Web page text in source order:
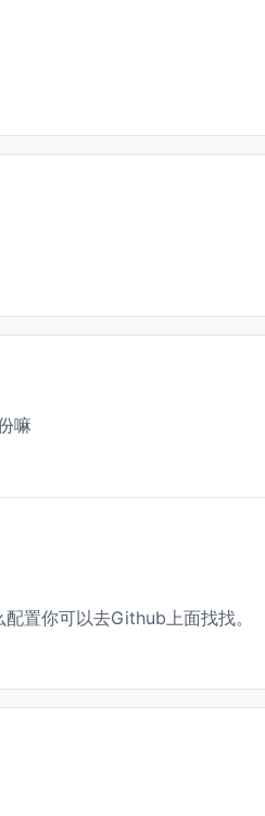
嘛
置你可以去Github上面找找。